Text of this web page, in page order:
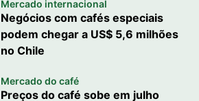
Mercado internacional
Negócios com cafés especiais
podem chegar a US$ 5,6 milhões
no Chile
Mercado do café
Preços do café sobe em julho